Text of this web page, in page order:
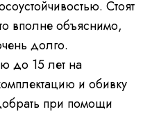
Стоят
вполне объяснимо,
долго.
до 15 лет на
и обивку
при помощи